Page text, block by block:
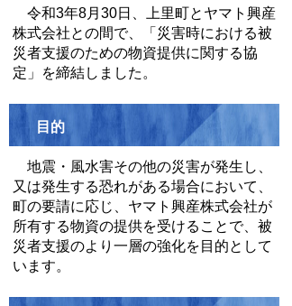
令和3年8月30日、上里町とヤマト興産
株式会社との間で、「災害時における被
災者支援のための物資提供に関する協
定」を締結しました。
目的
地震・風水害その他の災害が発生し、
又は発生する恐れがある場合において、
町の要請に応じ、ヤマト興産株式会社が
所有する物資の提供を受けることで、被
災者支援のより一層の強化を目的として
います。